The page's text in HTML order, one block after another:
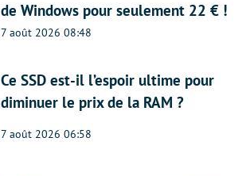
de Windows pour seulement 22 € !
7 août 2026 08:48
Ce SSD est-il l’espoir ultime pour
diminuer le prix de la RAM ?
7 août 2026 06:58